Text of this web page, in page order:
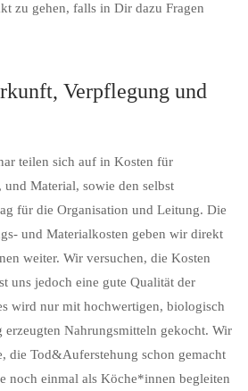
zu gehen, falls in Dir dazu Fragen
Verpflegung und
teilen sich auf in Kosten für
Material, sowie den selbst
für die Organisation und Leitung. Die
und Materialkosten geben wir direkt
weiter. Wir versuchen, die Kosten
uns jedoch eine gute Qualität der
wird nur mit hochwertigen, biologisch
Nahrungsmitteln gekocht. Wir
die Tod&Auferstehung schon gemacht
noch einmal als Köche*innen begleiten